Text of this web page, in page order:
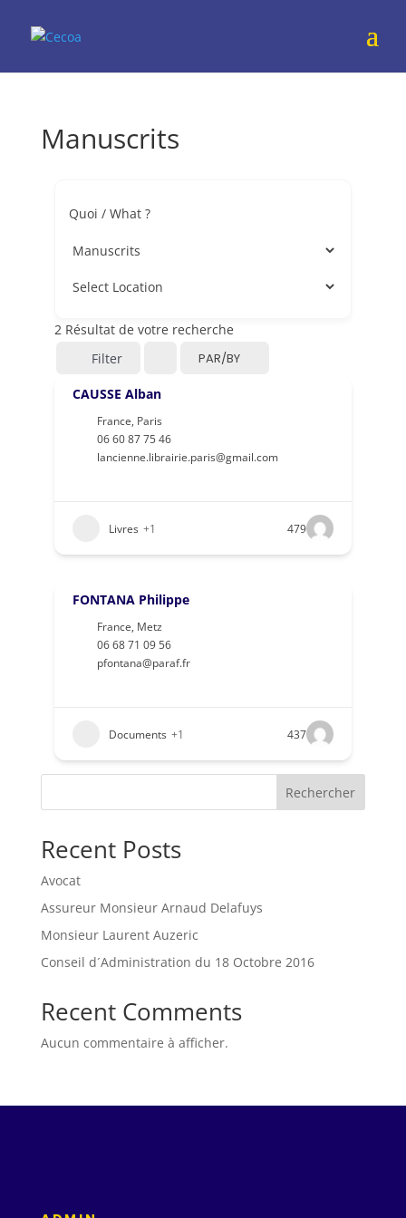
Manuscrits
Quoi / What ?
2Résultat de votre recherche
Filter
PAR/BY
CAUSSE Alban
France, Paris
06 60 87 75 46
lancienne.librairie.paris@gmail.com
Livres +1 479
FONTANA Philippe
France, Metz
06 68 71 09 56
pfontana@paraf.fr
Documents +1 437
Rechercher
Recent Posts
Avocat
Assureur Monsieur Arnaud Delafuys
Monsieur Laurent Auzeric
Conseil d´Administration du 18 Octobre 2016
Recent Comments
Aucun commentaire à afficher.